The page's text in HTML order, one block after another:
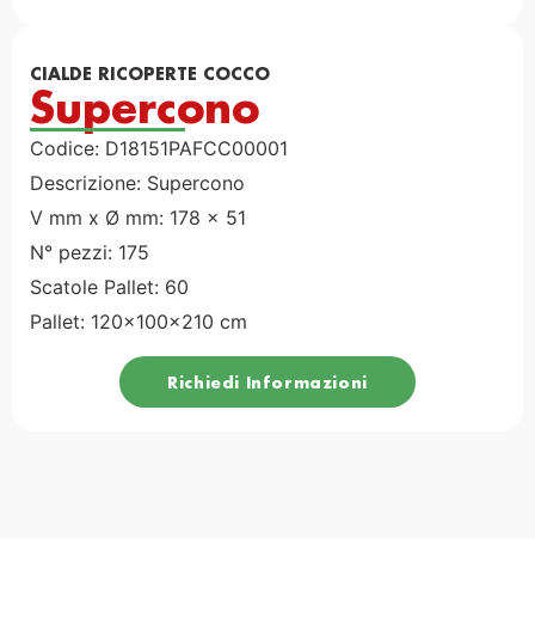
CIALDE RICOPERTE COCCO
Supercono
Codice: D18151PAFCC00001
Descrizione: Supercono
V mm x Ø mm: 178 x 51
N° pezzi: 175
Scatole Pallet: 60
Pallet: 120x100x210 cm
Richiedi Informazioni